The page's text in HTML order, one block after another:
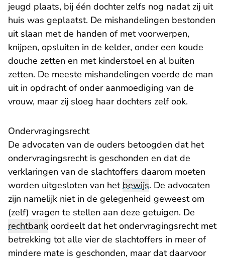
jeugd plaats, bij één dochter zelfs nog nadat zij uit
huis was geplaatst. De mishandelingen bestonden
uit slaan met de handen of met voorwerpen,
knijpen, opsluiten in de kelder, onder een koude
douche zetten en met kinderstoel en al buiten
zetten. De meeste mishandelingen voerde de man
uit in opdracht of onder aanmoediging van de
vrouw, maar zij sloeg haar dochters zelf ook.
Ondervragingsrecht
De advocaten van de ouders betoogden dat het
ondervragingsrecht is geschonden en dat de
verklaringen van de slachtoffers daarom moeten
worden uitgesloten van hetbewijs. De advocaten
zijn namelijk niet in de gelegenheid geweest om
(zelf) vragen te stellen aan deze getuigen. De
rechtbank oordeelt dat het ondervragingsrecht met
betrekking tot alle vier de slachtoffers in meer of
mindere mate is geschonden, maar dat daarvoor